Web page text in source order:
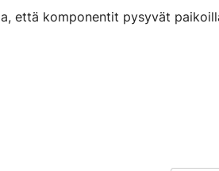
että komponentit pysyvät